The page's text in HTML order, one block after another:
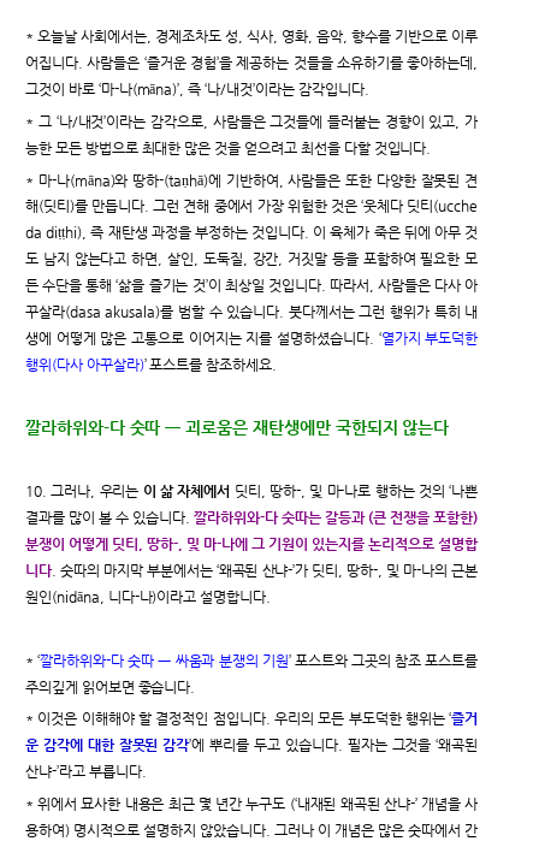
* 오늘날 사회에서는, 경제조차도 성, 식사, 영화, 음악, 향수를 기반으로 이루
어집니다. 사람들은 ‘즐거운 경험’을 제공하는 것들을 소유하기를 좋아하는데,
그것이 바로 ‘마-나(māna)’, 즉 ‘나/내것’이라는 감각입니다.
* 그 ‘나/내것’이라는 감각으로, 사람들은 그것들에 들러붙는 경향이 있고, 가
능한 모든 방법으로 최대한 많은 것을 얻으려고 최선을 다할 것입니다.
* 마-나(māna)와 땅하-(taṇhā)에 기반하여, 사람들은 또한 다양한 잘못된 견
해(딧티)를 만듭니다. 그런 견해 중에서 가장 위험한 것은 ‘웃체다 딧티(ucche
da diṭṭhi), 즉 재탄생 과정을 부정하는 것입니다. 이 육체가 죽은 뒤에 아무 것
도 남지 않는다고 하면, 살인, 도둑질, 강간, 거짓말 등을 포함하여 필요한 모
든 수단을 통해 ‘삶을 즐기는 것’이 최상일 것입니다. 따라서, 사람들은 다사 아
꾸살라(dasa akusala)를 범할 수 있습니다. 붓다께서는 그런 행위가 특히 내
생에 어떻게 많은 고통으로 이어지는 지를 설명하셨습니다. ‘열가지 부도덕한
행위(다사 아꾸살라)’ 포스트를 참조하세요.
깔라하위와-다 숫따 ㅡ 괴로움은 재탄생에만 국한되지 않는다
10. 그러나, 우리는 이 삶 자체에서 딧티, 땅하-, 및 마-나로 행하는 것의 ‘나쁜
결과를 많이 볼 수 있습니다.깔라하위와-다 숫따는 갈등과 (큰 전쟁을 포함한)
분쟁이 어떻게 딧티, 땅하-, 및 마-나에 그 기원이 있는지를 논리적으로 설명합
니다. 숫따의 마지막 부분에서는 ‘왜곡된 산냐-’가 딧티, 땅하-, 및 마-나의 근본
원인(nidāna, 니다-나)이라고 설명합니다.
* ‘깔라하위와-다 숫따 ㅡ 싸움과 분쟁의 기원’ 포스트와 그곳의 참조 포스트를
주의깊게 읽어보면 좋습니다.
* 이것은 이해해야 할 결정적인 점입니다. 우리의 모든 부도덕한 행위는 ‘즐거
운 감각에 대한 잘못된 감각’에 뿌리를 두고 있습니다. 필자는 그것을 ‘왜곡된
산냐-’라고 부릅니다.
* 위에서 묘사한 내용은 최근 몇 년간 누구도 (‘내재된 왜곡된 산냐-’ 개념을 사
용하여) 명시적으로 설명하지 않았습니다. 그러나 이 개념은 많은 숫따에서 간